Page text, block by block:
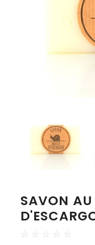
SAVON
☆ ☆ ☆ ☆ ☆